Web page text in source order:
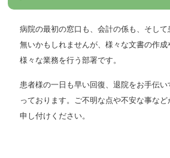
病院の最初の窓口も、会計の係も、そし
無いかもしれませんが、様々な文書の作
様々な業務を行う部署です。
患者様の一日も早い回復、退院をお手伝
っております。ご不明な点や不安な事な
申し付けください。